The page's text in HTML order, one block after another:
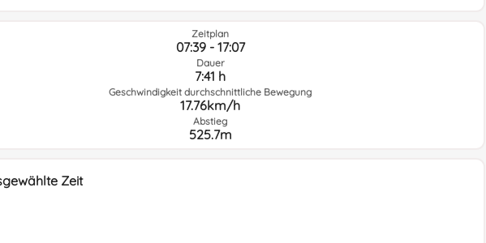
Zeitplan
07:39 - 17:07
Dauer
7:41 h
Geschwindigkeit durchschnittliche Bewegung
17.76km/h
Abstieg
525.7m
Zeit